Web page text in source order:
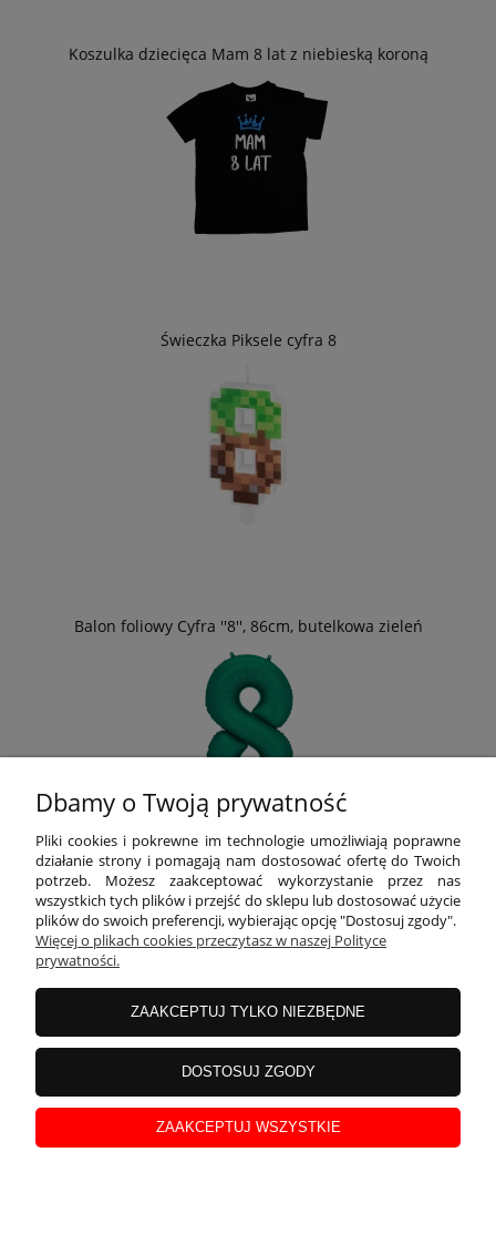
Koszulka dziecięca Mam 8 lat z niebieską koroną
Świeczka Piksele cyfra 8
Balon foliowy Cyfra ''8'', 86cm, butelkowa zieleń
Świeczka piker cyferka 8, metaliczna złota, 9.5x2.3 cm
Dbamy o Twoją prywatność
Pliki cookies i pokrewne im technologie umożliwiają poprawne
działanie strony i pomagają nam dostosować ofertę do Twoich
potrzeb. Możesz zaakceptować wykorzystanie przez nas
wszystkich tych plików i przejść do sklepu lub dostosować użycie
plików do swoich preferencji, wybierając opcję "Dostosuj zgody".
Więcej o plikach cookies przeczytasz w naszej Polityce
prywatności.
ZAAKCEPTUJ TYLKO NIEZBĘDNE
DOSTOSUJ ZGODY
ZAAKCEPTUJ WSZYSTKIE